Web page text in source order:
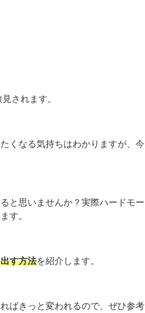
されます。
くなる気持ちはわかりますが、今
と思いませんか？実際ハードモー
す。
す方法を紹介します。
ばきっと変われるので、ぜひ参考